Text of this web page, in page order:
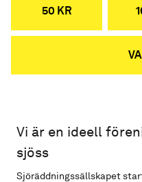
50 KR
Vi är en ideell
sjöss
Sjöräddningssällskapet